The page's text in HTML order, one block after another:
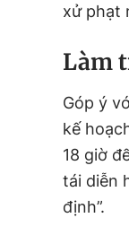
xử phạt
Làm
Góp ý
kế
18 giờ
tái diễn
định”.